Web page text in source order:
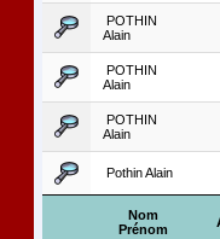
Nom
Prénom
POTHIN
Alain
POTHIN
Alain
POTHIN
Alain
Pothin Alain